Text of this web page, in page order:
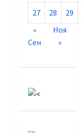
27 28 29
«
Сен
Ноя
»